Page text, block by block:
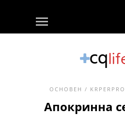
ОСНОВЕН /
Апокринна